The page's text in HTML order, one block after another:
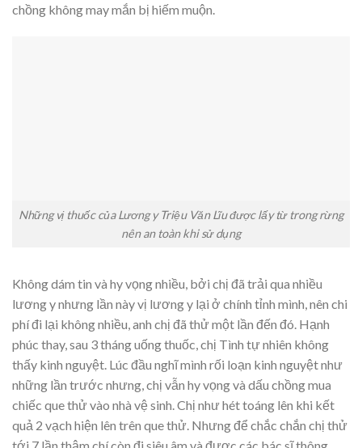
chồng không may mắn bị hiếm muộn.
Những vị thuốc của Lương y Triệu Văn Lĩu được lấy từ trong rừng
nên an toàn khi sử dụng
Không dám tin và hy vọng nhiều, bởi chị đã trải qua nhiều
lương y nhưng lần này vị lương y lại ở chính tỉnh mình, nên chi
phí đi lại không nhiều, anh chị đã thử một lần đến đó. Hạnh
phúc thay, sau 3 tháng uống thuốc, chị Tình tự nhiên không
thấy kinh nguyệt. Lúc đầu nghĩ mình rối loạn kinh nguyệt như
những lần trước nhưng, chị vẫn hy vọng và dấu chồng mua
chiếc que thử vào nhà vệ sinh. Chị như hét toáng lên khi kết
quả 2 vạch hiện lên trên que thử. Nhưng để chắc chắn chị thử
tới 7 lần thậm chí còn đi siêu âm và được các bác sĩ thông